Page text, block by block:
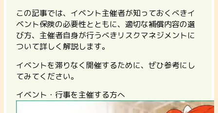
この記事では、イベント主催者が知っておくべきイ
ベント保険の必要性とともに、適切な補償内容の選
び方、主催者自身が行うべきリスクマネジメントに
ついて詳しく解説します。
イベントを滞りなく開催するために、ぜひ参考にし
てみてください。
イベント・行事を主催する方へ